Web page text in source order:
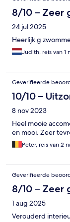
8/10 – Zeer
24 jul 2025
Heerlijk g
Judith, reis van 1
Geverifieerde
10/10 –
8 nov 2023
Heel mooie
en mooi. Zeer
Peter, reis van 2
Geverifieerde
8/10 – Zeer
1 aug 2025
Verouderd